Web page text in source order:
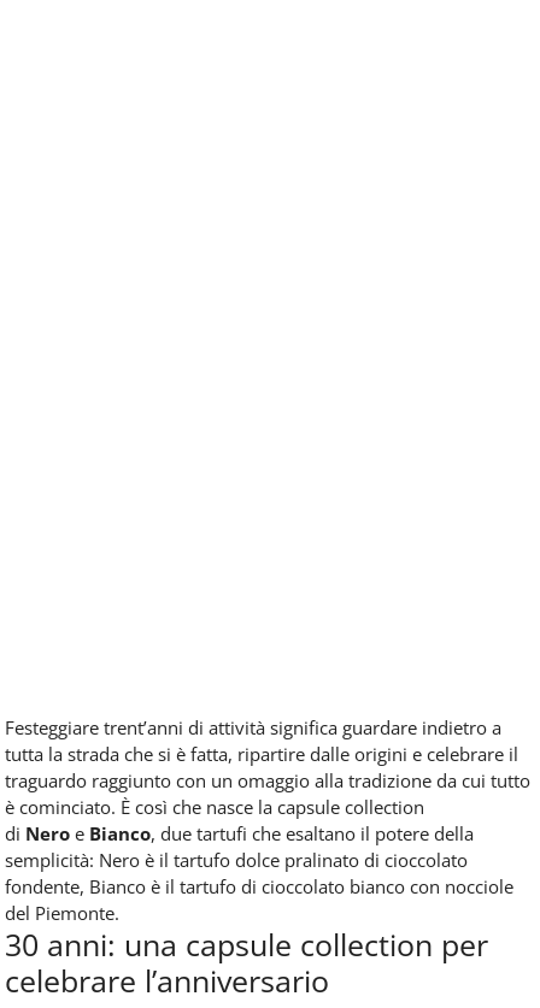
Festeggiare trent’anni di attività significa guardare indietro a
tutta la strada che si è fatta, ripartire dalle origini e celebrare il
traguardo raggiunto con un omaggio alla tradizione da cui tutto
è cominciato. È così che nasce la capsule collection
di Nero e Bianco, due tartufi che esaltano il potere della
semplicità: Nero è il tartufo dolce pralinato di cioccolato
fondente, Bianco è il tartufo di cioccolato bianco con nocciole
del Piemonte.
30 anni: una capsule collection per
celebrare l’anniversario